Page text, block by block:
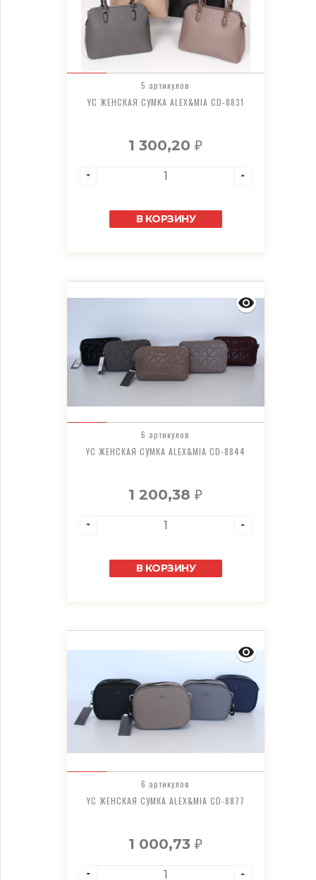
5 артикулов
YC ЖЕНСКАЯ СУМКА ALEX&MIA CD-8831
1 300,20₽
В КОРЗИНУ
6 артикулов
YC ЖЕНСКАЯ СУМКА ALEX&MIA CD-8844
1 200,38₽
В КОРЗИНУ
6 артикулов
YC ЖЕНСКАЯ СУМКА ALEX&MIA CD-8877
1 000,73₽